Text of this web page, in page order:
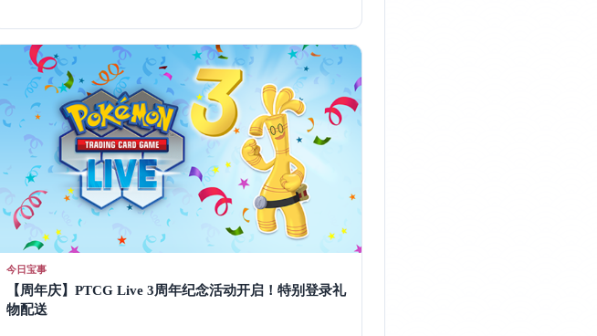
今日宝事
【周年庆】PTCG Live 3周年纪念活动开启！特别登录礼
物配送